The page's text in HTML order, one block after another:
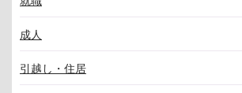
成人
引越し・住居